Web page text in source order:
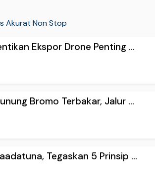
Akurat Non Stop
Ekspor Drone Penting ...
Bromo Terbakar, Jalur ...
Tegaskan 5 Prinsip ...